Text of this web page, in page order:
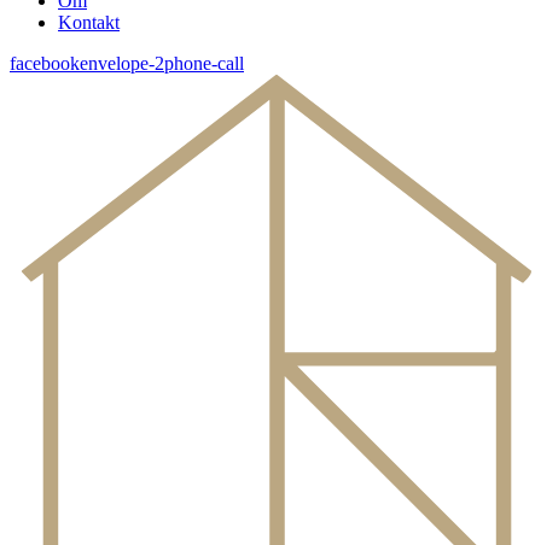
Kontakt
facebookenvelope-2phone-call